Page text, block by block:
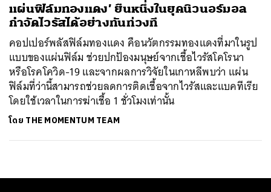
แผ่นฟิล์มทองแดง’ ยืนหนึ่งในยุคนิวนอร์มอล
กำจัดไวรัสได้อย่างทันท่วงที
คอปเปอร์พลัสฟิล์มทองแดง คือนวัตกรรมทองแดงที่มาในรูป
แบบของแผ่นฟิล์ม ช่วยปกป้องมนุษย์จากเชื้อไวรัสโคโรนา
หรือโรคโควิด-19 และจากผลการวิจัยในเกาหลีพบว่า แผ่น
ฟิล์มที่ว่านี้สามารถช่วยลดการติดเชื้อจากไวรัสและแบคทีเรีย
โดยใช้เวลาในการฆ่าเชื้อ 1 ชั่วโมงเท่านั้น
โดย THE MOMENTUM TEAM